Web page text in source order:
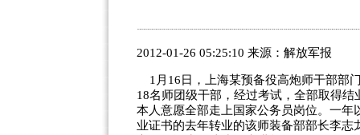
2012-01-26 05:25:10 来源： 解放军报
1月16日，上海某预备役高炮师干部部
18名师团级干部，经过考试，全部取得
本人意愿全部走上国家公务员岗位。一
业证书的去年转业的该师装备部部长李